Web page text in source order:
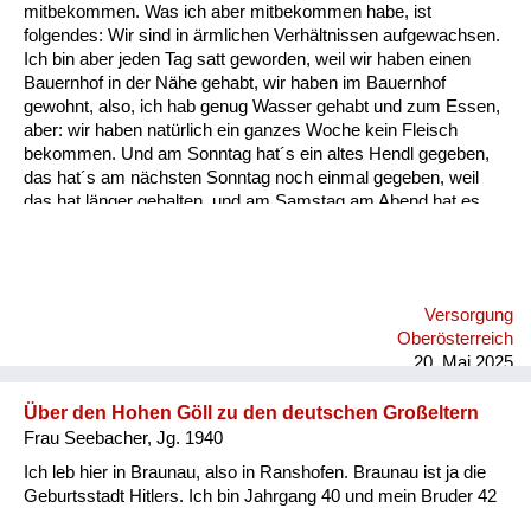
mitbekommen. Was ich aber mitbekommen habe, ist
folgendes: Wir sind in ärmlichen Verhältnissen aufgewachsen.
Ich bin aber jeden Tag satt geworden, weil wir haben einen
Bauernhof in der Nähe gehabt, wir haben im Bauernhof
gewohnt, also, ich hab genug Wasser gehabt und zum Essen,
aber: wir haben natürlich ein ganzes Woche kein Fleisch
bekommen. Und am Sonntag hat´s ein altes Hendl gegeben,
das hat´s am nächsten Sonntag noch einmal gegeben, weil
das hat länger gehalten, und am Samstag am Abend hat es
Bub mit der Zunge allweil die Braunschweiger Radln vor mich
hingeschoben hab übers Brot, und ganz zum Schluss, wenn
Versorgung
Oberösterreich
20. Mai 2025
Über den Hohen Göll zu den deutschen Großeltern
Frau Seebacher, Jg. 1940
Ich leb hier in Braunau, also in Ranshofen. Braunau ist ja die
Geburtsstadt Hitlers. Ich bin Jahrgang 40 und mein Bruder 42